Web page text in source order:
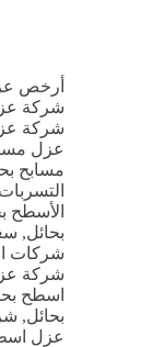
أرخص
شركة
شركة
عزل
مسابح
الأسطح
بحائل,
شركات
شركة
اسطح
بحائل,
عزل